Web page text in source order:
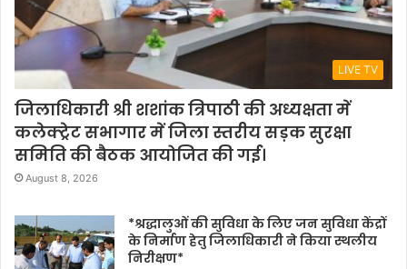
LIVE TV
जिलाधिकारी श्री शशांक त्रिपाठी की अध्यक्षता में
कलेक्ट्रेट सभागार में जिला स्तरीय सड़क सुरक्षा
समिति की बैठक आयोजित की गई।
August 8, 2026
*श्रद्धालुओं की सुविधा के लिए जन सुविधा केंद्रों
के निर्माण हेतु जिलाधिकारी ने किया स्थलीय
निरीक्षण*